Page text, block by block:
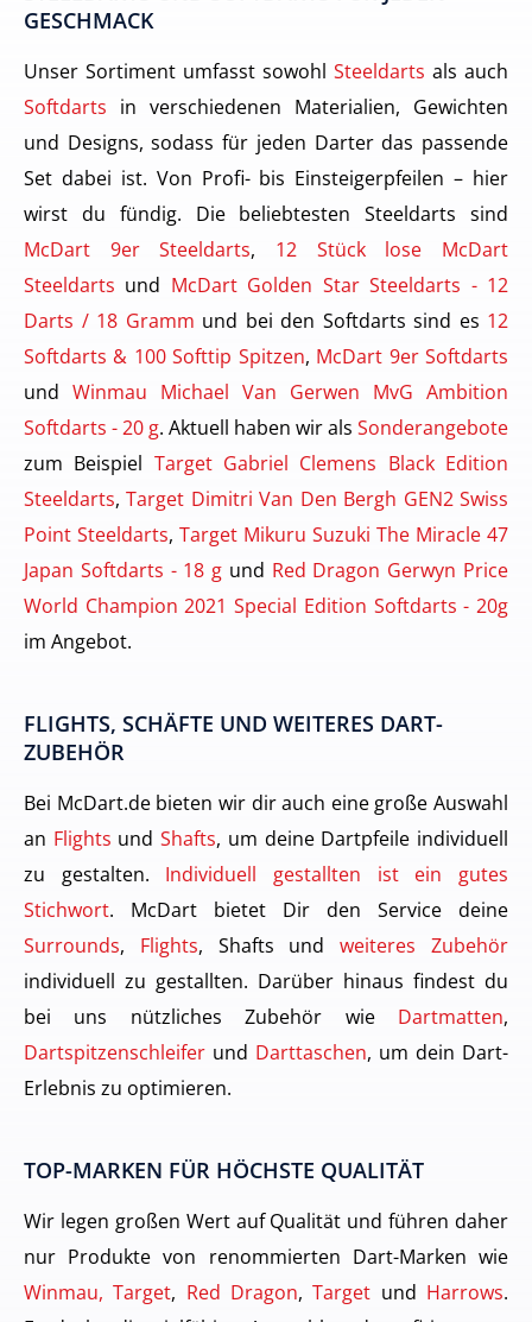
GESCHMACK
Unser Sortiment umfasst sowohl Steeldarts als auch
Softdarts in verschiedenen Materialien, Gewichten
und Designs, sodass für jeden Darter das passende
Set dabei ist. Von Profi- bis Einsteigerpfeilen – hier
wirst du fündig. Die beliebtesten Steeldarts sind
McDart 9er Steeldarts, 12 Stück lose McDart
Steeldarts und McDart Golden Star Steeldarts - 12
Darts / 18 Gramm und bei den Softdarts sind es 12
Softdarts & 100 Softtip Spitzen, McDart 9er Softdarts
und Winmau Michael Van Gerwen MvG Ambition
Softdarts - 20 g. Aktuell haben wir als Sonderangebote
zum Beispiel Target Gabriel Clemens Black Edition
Steeldarts,Target Dimitri Van Den Bergh GEN2 Swiss
Point Steeldarts, Target Mikuru Suzuki The Miracle 47
Japan Softdarts - 18 g und Red Dragon Gerwyn Price
World Champion 2021 Special Edition Softdarts - 20g
im Angebot.
FLIGHTS, SCHÄFTE UND WEITERES DART-
ZUBEHÖR
Bei McDart.de bieten wir dir auch eine große Auswahl
an Flights undShafts, um deine Dartpfeile individuell
zu gestalten. Individuell gestallten ist ein gutes
Stichwort. McDart bietet Dir den Service deine
Surrounds, Flights, Shafts undweiteres Zubehör
individuell zu gestallten. Darüber hinaus findest du
bei uns nützliches Zubehör wie Dartmatten,
Dartspitzenschleifer und Darttaschen, um dein Dart-
Erlebnis zu optimieren.
TOP-MARKEN FÜR HÖCHSTE QUALITÄT
Wir legen großen Wert auf Qualität und führen daher
nur Produkte von renommierten Dart-Marken wie
Winmau, Target, Red Dragon,Target und Harrows.